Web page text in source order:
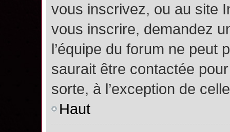
vous inscrivez, ou au site
vous inscrire, demandez
l’équipe du forum ne peut
saurait être contactée
sorte, à l’exception de
Haut